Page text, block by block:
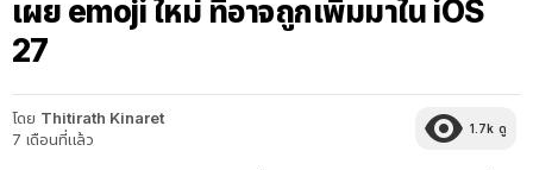
เผย emoji ใหม่ ที่อาจถูกเพิ่มมาใน iOS
27
โดย Thitirath Kinaret
7 เดือนที่แล้ว
1.7k ดู